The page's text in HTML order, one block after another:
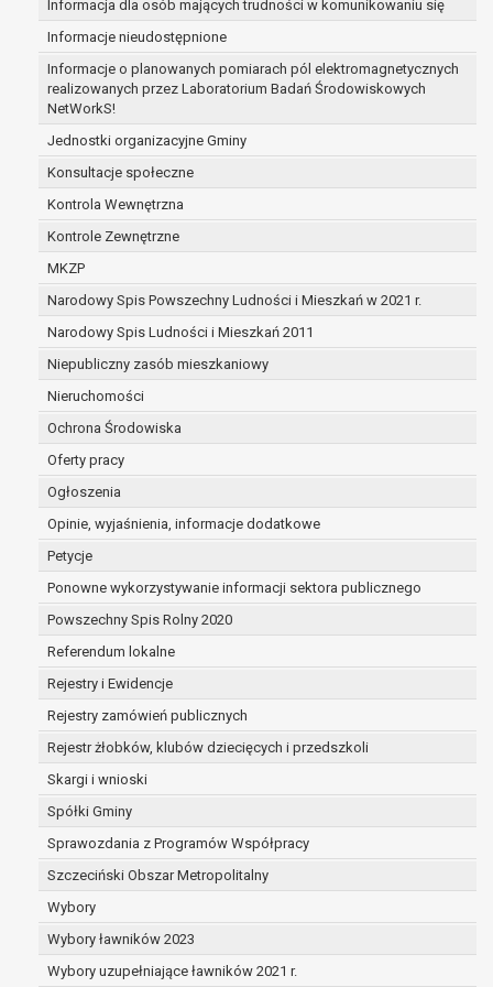
Informacja dla osób mających trudności w komunikowaniu się
Informacje nieudostępnione
Informacje o planowanych pomiarach pól elektromagnetycznych
realizowanych przez Laboratorium Badań Środowiskowych
NetWorkS!
Jednostki organizacyjne Gminy
Konsultacje społeczne
Kontrola Wewnętrzna
Kontrole Zewnętrzne
MKZP
Narodowy Spis Powszechny Ludności i Mieszkań w 2021 r.
Narodowy Spis Ludności i Mieszkań 2011
Niepubliczny zasób mieszkaniowy
Nieruchomości
Ochrona Środowiska
Oferty pracy
Ogłoszenia
Opinie, wyjaśnienia, informacje dodatkowe
Petycje
Ponowne wykorzystywanie informacji sektora publicznego
Powszechny Spis Rolny 2020
Referendum lokalne
Rejestry i Ewidencje
Rejestry zamówień publicznych
Rejestr żłobków, klubów dziecięcych i przedszkoli
Skargi i wnioski
Spółki Gminy
Sprawozdania z Programów Współpracy
Szczeciński Obszar Metropolitalny
Wybory
Wybory ławników 2023
Wybory uzupełniające ławników 2021 r.
zabezpieczenia ewentualnych roszczeń, a w
przypadku wyrażenia zgody na przetwarzanie
danych po zakończeniu i rozliczeniu umowy, do
czasu wycofania tej zgody.
Ponadto w przypadku umów o dofinansowanie
dane osobowe od momentu pozyskania
przechowywane są przez okres wynikający z
umowy o dofinansowanie zawartej między
beneficjentem a określoną instytucją, trwałości
danego projektu i konieczności zachowania
dokumentacji projektu do celów kontrolnych.
W związku z przetwarzaniem przez
administratora danych osobowych przysługuje
Pani/Panu:
prawo dostępu do treści danych oraz
otrzymywania ich kopii na podstawie art. 15
RODO;
prawo do żądania sprostowania danych na
w przypadku gdy:
dane są nieprawidłowe lub
niekompletne;
osobowych (tzw. prawo do bycia
zapomnianym) na podstawie art. 17 RODO,
w przypadku gdy:
dane nie są już niezbędne do celów,
sposób przetwarzane,
osoba, której dane dotyczą, wniosła
sprzeciw wobec przetwarzania
osoba, której dane dotyczą wycofała
osobowych, która jest podstawą
przetwarzania danych i nie ma innej
podstawy prawnej przetwarzania
dane osobowe przetwarzane są
niezgodnie z prawem,